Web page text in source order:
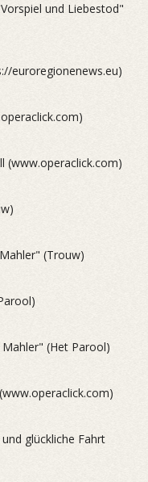
und Liebestod"
euroregionenews.eu)
(www.operaclick.com)
(Trouw)
(Het Parool)
glückliche Fahrt